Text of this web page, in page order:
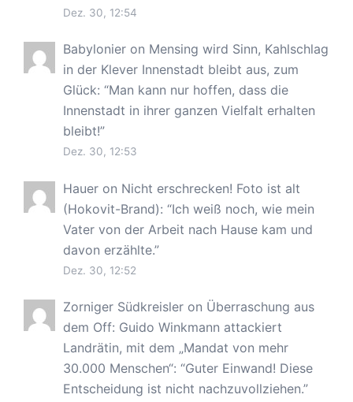
Dez. 30, 12:54
Babylonier on Mensing wird Sinn, Kahlschlag
in der Klever Innenstadt bleibt aus, zum
Glück: “Man kann nur hoffen, dass die
Innenstadt in ihrer ganzen Vielfalt erhalten
bleibt!”
Dez. 30, 12:53
Hauer on Nicht erschrecken! Foto ist alt
(Hokovit-Brand): “Ich weiß noch, wie mein
Vater von der Arbeit nach Hause kam und
davon erzählte.”
Dez. 30, 12:52
Zorniger Südkreisler on Überraschung aus
dem Off: Guido Winkmann attackiert
Landrätin, mit dem „Mandat von mehr
30.000 Menschen“: “Guter Einwand! Diese
Entscheidung ist nicht nachzuvollziehen.”